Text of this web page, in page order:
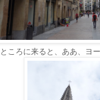
ころに来ると、ああ、ヨ